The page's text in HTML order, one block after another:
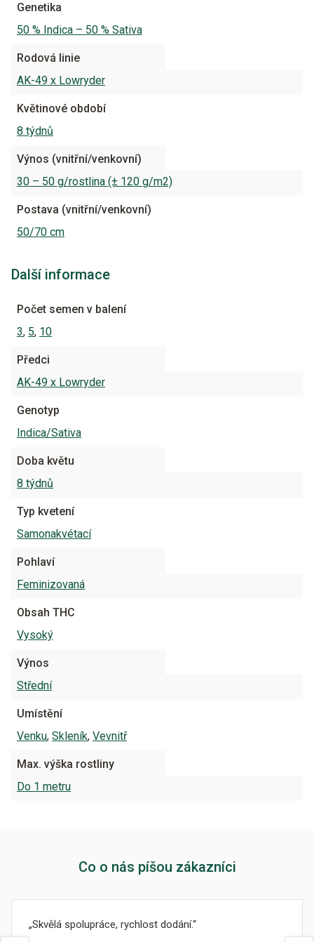
Genetika
50 % Indica – 50 % Sativa
Rodová linie
AK-49 x Lowryder
Květinové období
8 týdnů
Výnos (vnitřní/venkovní)
30 – 50 g/rostlina (± 120 g/m2)
Postava (vnitřní/venkovní)
50/70 cm
Další informace
Počet semen v balení
3, 5, 10
Předci
AK-49 x Lowryder
Genotyp
Indica/Sativa
Doba květu
8 týdnů
Typ kvetení
Samonakvétací
Pohlaví
Feminizovaná
Obsah THC
Vysoký
Výnos
Střední
Umístění
Venku, Skleník, Vevnitř
Max. výška rostliny
Do 1 metru
Co o nás píšou zákazníci
Skvělá spolupráce, rychlost dodání.